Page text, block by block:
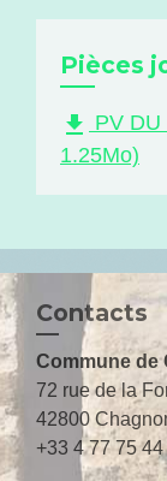
Pièces
file_download PV
1.25Mo)
Contacts
Commune de
72 rue de la
42800
+33 4 77 75 44